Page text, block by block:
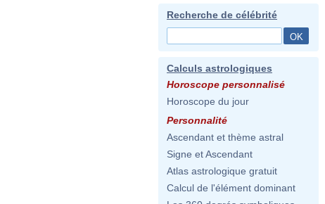
Recherche de célébrité
Calculs astrologiques
Horoscope personnalisé
Horoscope du jour
Personnalité
Ascendant et thème astral
Signe et Ascendant
Atlas astrologique gratuit
Calcul de l'élément dominant